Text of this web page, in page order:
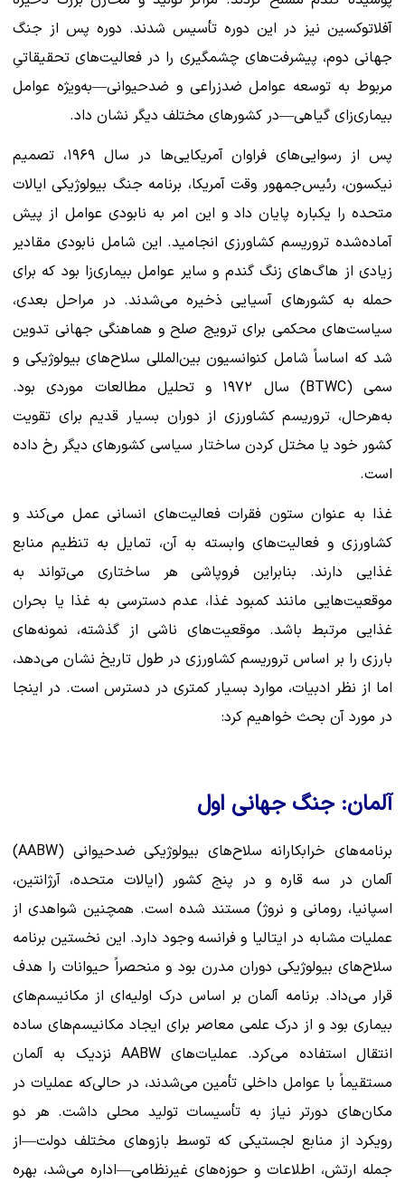
آفلاتوکسین نیز در این دوره تأسیس شدند. دوره پس از جنگ
جهانی دوم، پیشرفت‌های چشمگیری را در فعالیت‌های تحقیقاتیِ
مربوط به توسعه عوامل ضدزراعی و ضدحیوانی—به‌ویژه عوامل
بیماری‌زای گیاهی—در کشورهای مختلف دیگر نشان داد.
پس از رسوایی‌های فراوان آمریکایی‌ها در سال ۱۹۶۹، تصمیم
نیکسون، رئیس‌جمهور وقت آمریکا، برنامه جنگ بیولوژیکی ایالات
متحده را یکباره پایان داد و این امر به نابودی عوامل از پیش
آماده‌شده تروریسم کشاورزی انجامید. این شامل نابودی مقادیر
زیادی از هاگ‌های زنگ گندم و سایر عوامل بیماری‌زا بود که برای
حمله به کشورهای آسیایی ذخیره می‌شدند. در مراحل بعدی،
سیاست‌های محکمی برای ترویج صلح و هماهنگی جهانی تدوین
شد که اساساً شامل کنوانسیون بین‌المللی سلاح‌های بیولوژیکی و
سمی (BTWC) سال ۱۹۷۲ و تحلیل مطالعات موردی بود.
به‌هرحال، تروریسم کشاورزی از دوران بسیار قدیم برای تقویت
کشور خود یا مختل کردن ساختار سیاسی کشورهای دیگر رخ داده
است.
غذا به عنوان ستون فقرات فعالیت‌های انسانی عمل می‌کند و
کشاورزی و فعالیت‌های وابسته به آن، تمایل به تنظیم منابع
غذایی دارند. بنابراین فروپاشی هر ساختاری می‌تواند به
موقعیت‌هایی مانند کمبود غذا، عدم دسترسی به غذا یا بحران
غذایی مرتبط باشد. موقعیت‌های ناشی از گذشته، نمونه‌های
بارزی را بر اساس تروریسم کشاورزی در طول تاریخ نشان می‌دهد،
اما از نظر ادبیات، موارد بسیار کمتری در دسترس است. در اینجا
در مورد آن بحث خواهیم کرد:
آلمان: جنگ جهانی اول
برنامه‌های خرابکارانه سلاح‌های بیولوژیکی ضدحیوانی (AABW)
آلمان در سه قاره و در پنج کشور (ایالات متحده، آرژانتین،
اسپانیا، رومانی و نروژ) مستند شده است. همچنین شواهدی از
عملیات مشابه در ایتالیا و فرانسه وجود دارد. این نخستین برنامه
سلاح‌های بیولوژیکی دوران مدرن بود و منحصراً حیوانات را هدف
قرار می‌داد. برنامه آلمان بر اساس درک اولیه‌ای از مکانیسم‌های
بیماری بود و از درک علمی معاصر برای ایجاد مکانیسم‌های ساده
انتقال استفاده می‌کرد. عملیات‌های AABW نزدیک به آلمان
مستقیماً با عوامل داخلی تأمین می‌شدند، در حالی‌که عملیات در
مکان‌های دورتر نیاز به تأسیسات تولید محلی داشت. هر دو
رویکرد از منابع لجستیکی که توسط بازوهای مختلف دولت—از
جمله ارتش، اطلاعات و حوزه‌های غیرنظامی—اداره می‌شد، بهره